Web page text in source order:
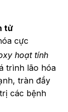
tử
cực
hoạt tính
trình lão hóa
tràn đầy
các bệnh